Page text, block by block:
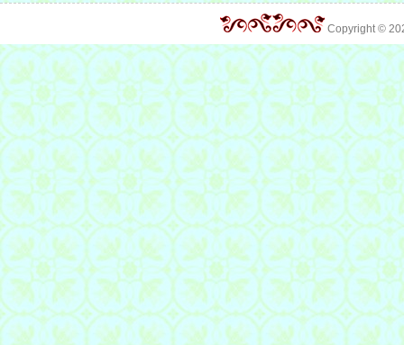
Copyright ©